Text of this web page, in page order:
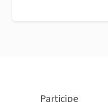
Participe